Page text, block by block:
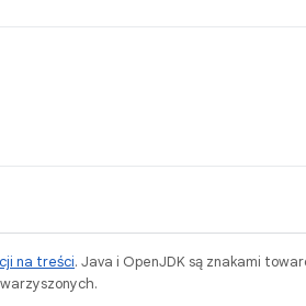
na treści. Java i OpenJDK są znakami